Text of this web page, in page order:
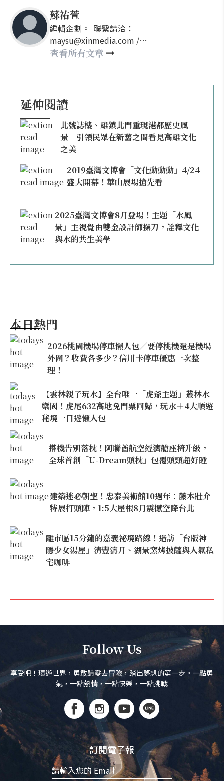
蘇祐萱
編輯企劃。 聯繫請洽：
maysu@xinmedia.com /
may860527@gmail.com
查看所有文章
延伸閱讀
北號誌樓、雄鎮北門重現港都歷史風
景 引領民眾在新舊之間看見高雄文化
之美
2019臺灣文博會「文化動動動」4/24
盛大開幕！華山展場搶先看
2025臺灣文博會8月登場！主題「水風
景」主視覺由雙金設計師操刀，詮釋文化
與水的共生美學
本日熱門
2026桃園機場停車懶人包／要停桃機還是機場
外圍？收費各多少？信用卡停車優惠一次整
理！
【雲林親子玩水】全台唯一「虎爺主題」叢林水
樂園！虎尾632高地免門票回歸，玩水＋4大順遊
秘境一日遊懶人包
搭機告別落枕！阿聯酋航空經濟艙座椅升級，
全球首創「U-Dream頭枕」包覆頭頸超好睡
建築迷必朝聖！忠泰美術館10週年：藤本壯介
特展打頭陣，1:5大屋根8月震撼空降台北
離市區15分鐘的嘉義祕境路線！造訪「台版神
隱少女湯屋」清豐濤月、湖景窯烤披薩與人氣私
宅咖啡
Follow Us
享受吧！環遊世界，勇敢歸零去冒險，踏出夢想的第一步。一點勇
氣，一點熱情，一點快樂，一點挑戰
訂閱電子報